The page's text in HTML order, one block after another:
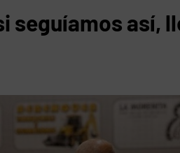
seguíamos así,